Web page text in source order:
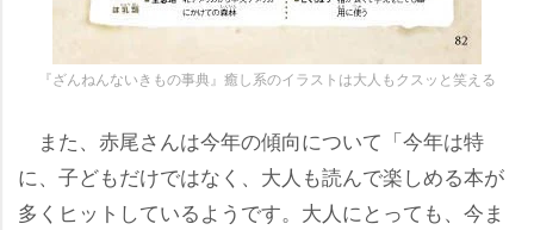
『ざんねんないきもの事典』癒し系のイラストは大人もクスッと笑える
また、赤尾さんは今年の傾向について「今年は特
に、子どもだけではなく、大人も読んで楽しめる本が
多くヒットしているようです。大人にとっても、今ま